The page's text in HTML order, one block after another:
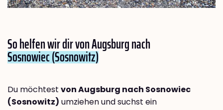
So helfen wir dir von Augsburg nach
Sosnowiec (Sosnowitz)
Du möchtest von Augsburg nach Sosnowiec
(Sosnowitz) umziehen und suchst ein